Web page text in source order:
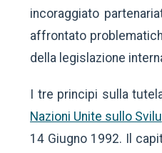
incoraggiato
affrontato
della legislazione
I tre principi sulla
Nazioni Unite sullo
14 Giugno 1992. Il